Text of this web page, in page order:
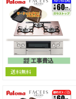
送料無料